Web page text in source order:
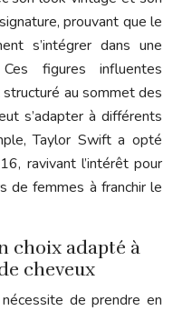
prouvant que le
s’intégrer dans une
figures influentes
au sommet des
s’adapter à différents
Taylor Swift a opté
ravivant l’intérêt pour
de femmes à franchir le
choix adapté à
cheveux
de prendre en